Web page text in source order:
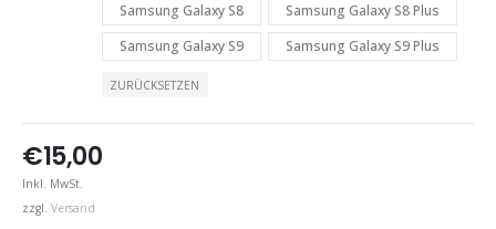
Samsung Galaxy S8
Samsung Galaxy S8 Plus
Samsung Galaxy S9
Samsung Galaxy S9 Plus
ZURÜCKSETZEN
€15,00
Inkl. MwSt.
zzgl. Versand